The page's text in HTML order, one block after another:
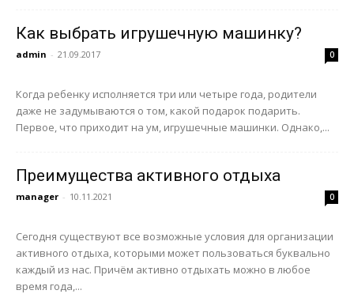
Как выбрать игрушечную машинку?
admin - 21.09.2017 0
Когда ребенку исполняется три или четыре года, родители
даже не задумываются о том, какой подарок подарить.
Первое, что приходит на ум, игрушечные машинки. Однако,...
Преимущества активного отдыха
manager - 10.11.2021 0
Сегодня существуют все возможные условия для организации
активного отдыха, которыми может пользоваться буквально
каждый из нас. Причём активно отдыхать можно в любое
время года,...